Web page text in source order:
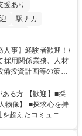
援あり
駅ナカ
り
備投資計画等の策
幅広い総務人事業
算等の管理 ■設備
人事業務全般 【入
る方 【歓迎】■採
超えたコミュニケ